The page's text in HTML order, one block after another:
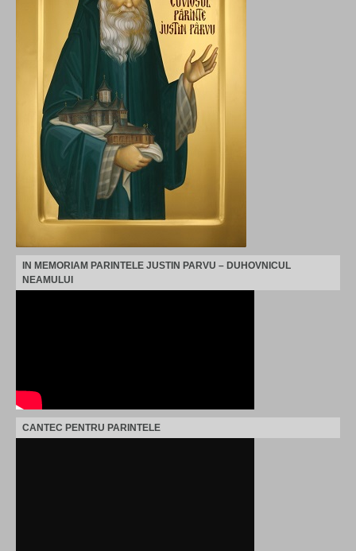
IN MEMORIAM PARINTELE JUSTIN PARVU – DUHOVNICUL
NEAMULUI
CANTEC PENTRU PARINTELE